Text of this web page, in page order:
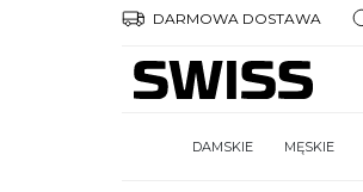
DARMOWA DOSTAWA
DAMSKIE MĘSKIE